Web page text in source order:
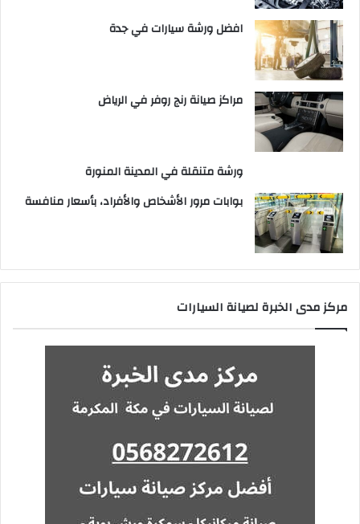
افضل ورشة سيارات في جدة
مراكز صيانة رنج روفر في الرياض
ورشة متنقلة في المدينة المنورة
بوابات مرور الأشخاص والأفراد، بأسعار منافسة
مركز مدى الخبرة لصيانة السيارات